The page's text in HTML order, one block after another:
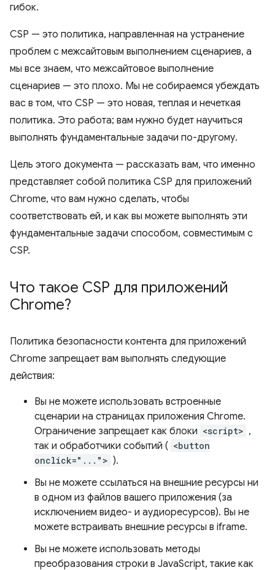
гибок.
CSP — это политика, направленная на устранение
проблем с межсайтовым выполнением сценариев, а
мы все знаем, что межсайтовое выполнение
сценариев — это плохо. Мы не собираемся убеждать
вас в том, что CSP — это новая, теплая и нечеткая
политика. Это работа; вам нужно будет научиться
выполнять фундаментальные задачи по-другому.
Цель этого документа — рассказать вам, что именно
представляет собой политика CSP для приложений
Chrome, что вам нужно сделать, чтобы
соответствовать ей, и как вы можете выполнять эти
фундаментальные задачи способом, совместимым с
CSP.
Что такое CSP для приложений
Chrome?
Политика безопасности контента для приложений
Chrome запрещает вам выполнять следующие
действия:
Вы не можете использовать встроенные
сценарии на страницах приложения Chrome.
Ограничение запрещает как блоки <script> ,
так и обработчики событий ( <button
onclick="..."> ).
Вы не можете ссылаться на внешние ресурсы ни
в одном из файлов вашего приложения (за
исключением видео- и аудиоресурсов). Вы не
можете встраивать внешние ресурсы в iframe.
Вы не можете использовать методы
преобразования строки в JavaScript, такие как